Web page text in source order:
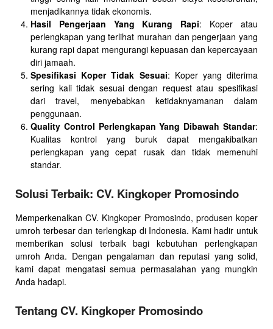
menjadikannya tidak ekonomis.
Hasil Pengerjaan Yang Kurang Rapi: Koper atau
perlengkapan yang terlihat murahan dan pengerjaan yang
kurang rapi dapat mengurangi kepuasan dan kepercayaan
diri jamaah.
Spesifikasi Koper Tidak Sesuai: Koper yang diterima
sering kali tidak sesuai dengan request atau spesifikasi
dari travel, menyebabkan ketidaknyamanan dalam
penggunaan.
Quality Control Perlengkapan Yang Dibawah Standar:
Kualitas kontrol yang buruk dapat mengakibatkan
perlengkapan yang cepat rusak dan tidak memenuhi
standar.
Solusi Terbaik: CV. Kingkoper Promosindo
Memperkenalkan CV. Kingkoper Promosindo, produsen koper
umroh terbesar dan terlengkap di Indonesia. Kami hadir untuk
memberikan solusi terbaik bagi kebutuhan perlengkapan
umroh Anda. Dengan pengalaman dan reputasi yang solid,
kami dapat mengatasi semua permasalahan yang mungkin
Anda hadapi.
Tentang CV. Kingkoper Promosindo